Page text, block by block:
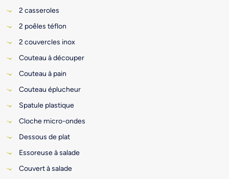
2 casseroles
2 poêles téflon
2 couvercles inox
Couteau à découper
Couteau à pain
Couteau éplucheur
Spatule plastique
Cloche micro-ondes
Dessous de plat
Essoreuse à salade
Couvert à salade